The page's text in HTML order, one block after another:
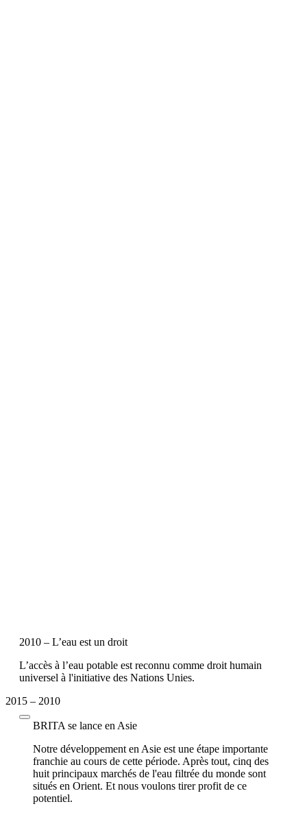
2010 – L’eau est un droit
L’accès à l’eau potable est reconnu comme droit humain
universel à l'initiative des Nations Unies.
2015 – 2010
BRITA se lance en Asie
Notre développement en Asie est une étape importante
franchie au cours de cette période. Après tout, cinq des
huit principaux marchés de l'eau filtrée du monde sont
situés en Orient. Et nous voulons tirer profit de ce
potentiel.